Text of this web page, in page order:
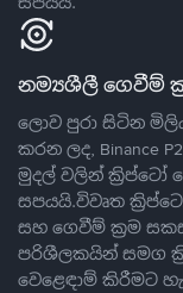
නම්‍යශීලී ගෙවීම්
ලොව පුරා සිටින
කරන ලද, Binance
මුදල් වලින් ක්‍රිප්ටෝ
සපයයි.විවෘත
සහ ගෙවීම් ක්‍රම
පරිශීලකයින් සමග
වෙළෙඳාම් කිරීමට